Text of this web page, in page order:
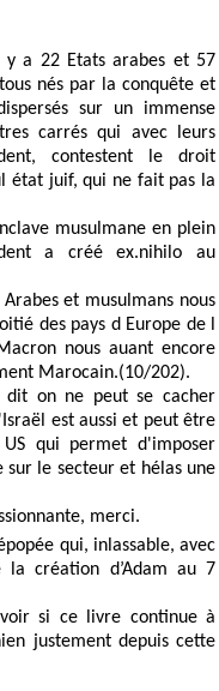
y a 22 Etats arabes et 57
nés par la conquête et
sur un immense
carrés qui avec leurs
contestent le droit
état juif, qui ne fait pas la
musulmane en plein
a créé ex.nihilo au
et musulmans nous
des pays d Europe de l
nous auant encore
Marocain.(10/202).
on ne peut se cacher
est aussi et peut être
qui permet d'imposer
sur le secteur et hélas une
merci.
qui, inlassable, avec
création d’Adam au 7
si ce livre continue à
justement depuis cette